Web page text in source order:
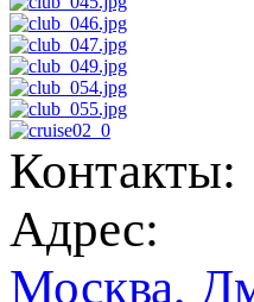
Контакты:
Адрес:
Москва,